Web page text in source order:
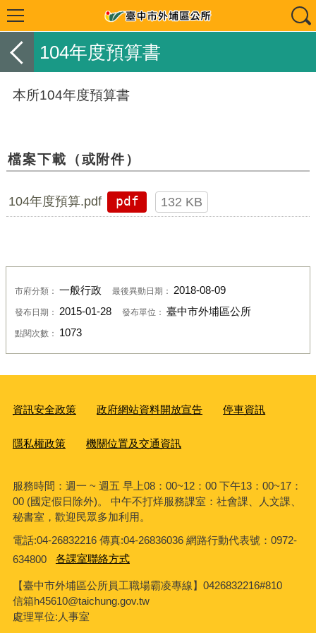
104年度預算書
本所104年度預算書
檔案下載（或附件）
104年度預算.pdf pdf 132 KB
市府分類： 一般行政 最後異動日期： 2018-08-09
發布日期： 2015-01-28 發布單位： 臺中市外埔區公所
點閱次數： 1073
資訊安全政策 政府網站資料開放宣告 停車資訊
隱私權政策 機關位置及交通資訊
服務時間：週一 ~ 週五 早上08：00~12：00 下午13：00~17：
00 (國定假日除外)。 中午不打烊服務課室：社會課、人文課、
秘書室，歡迎民眾多加利用。
電話:04-26832216 傳真:04-26836036 網路行動代表號：0972-
634800
各課室聯絡方式
【臺中市外埔區公所員工職場霸凌專線】0426832216#810
信箱h45610@taichung.gov.tw
處理單位:人事室